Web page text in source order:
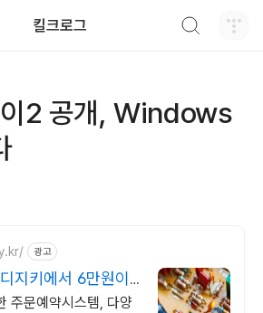
킬크로그
2 공개, Windows
광고
지키에서 6만원이
송
주문예약시스템, 다양